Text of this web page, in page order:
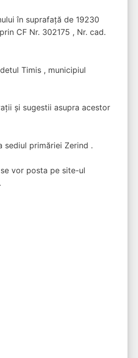
în suprafaţă de 19230
CF Nr. 302175 , Nr. cad.
Timis , municipiul
şi sugestii asupra acestor
sediul primăriei Zerind .
vor posta pe site-ul